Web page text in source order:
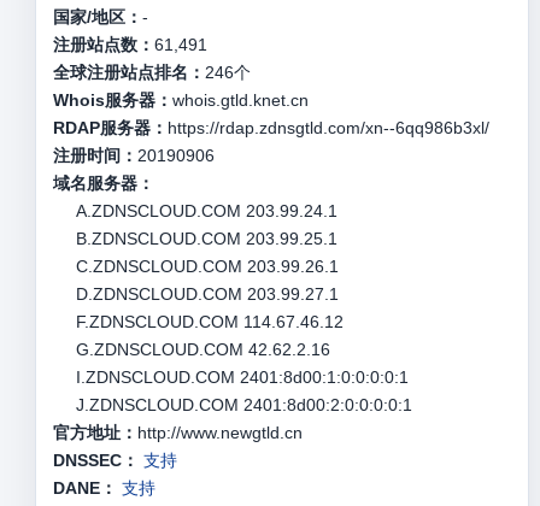
国家/地区： -
注册站点数： 61,491
全球注册站点排名： 246个
Whois服务器： whois.gtld.knet.cn
RDAP服务器： https://rdap.zdnsgtld.com/xn--6qq986b3xl/
注册时间： 20190906
域名服务器：
A.ZDNSCLOUD.COM 203.99.24.1
B.ZDNSCLOUD.COM 203.99.25.1
C.ZDNSCLOUD.COM 203.99.26.1
D.ZDNSCLOUD.COM 203.99.27.1
F.ZDNSCLOUD.COM 114.67.46.12
G.ZDNSCLOUD.COM 42.62.2.16
I.ZDNSCLOUD.COM 2401:8d00:1:0:0:0:0:1
J.ZDNSCLOUD.COM 2401:8d00:2:0:0:0:0:1
官方地址： http://www.newgtld.cn
DNSSEC： 支持
DANE： 支持